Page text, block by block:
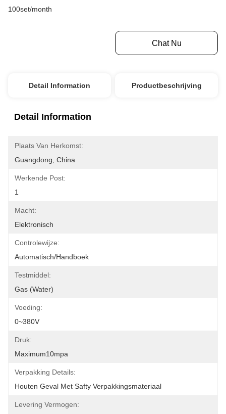
100set/month
Chat Nu
Detail Information Productbeschrijving
Detail Information
Plaats Van Herkomst:
Guangdong, China
Werkende Post:
1
Macht:
Elektronisch
Controlewijze:
Automatisch/handboek
Testmiddel:
Gas (water)
Voeding:
0~380V
Druk:
Maximum10mpa
Verpakking Details:
Houten Geval Met Safty Verpakkingsmateriaal
Levering Vermogen: